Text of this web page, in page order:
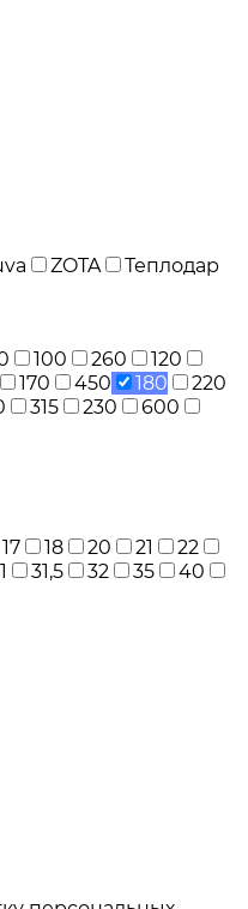
ZOTA
Теплодар
100 260
120
170 450 180
220
315 230
600
17 18 20 21
22
31,5 32 35
40